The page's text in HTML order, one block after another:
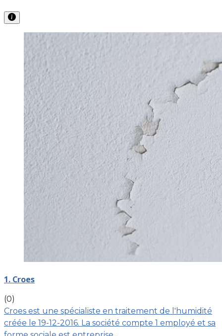
1. Croes
(0)
Croes est une spécialiste en traitement de l'humidité
créée le 19-12-2016. La société compte 1 employé et sa